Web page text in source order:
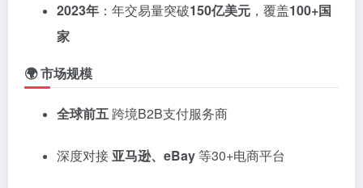
2023年 ：年交易量突破150亿美元 ，覆盖100+国
家
🌍 市场规模
全球前五 跨境B2B支付服务商
深度对接亚马逊、eBay 等30+电商平台